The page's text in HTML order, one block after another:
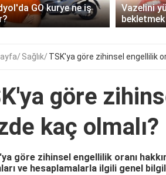
GO kurye ne iş
Vazelini
Sağlık TSK'ya göre zihinsel engellilik
göre
kaç olmalı?
göre zihinsel engellilik oranı
ve hesaplamalarla ilgili genel